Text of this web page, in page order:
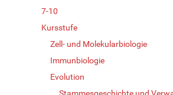
7-10
Kursstufe
Zell- und Molekularbiologie
Immunbiologie
Evolution